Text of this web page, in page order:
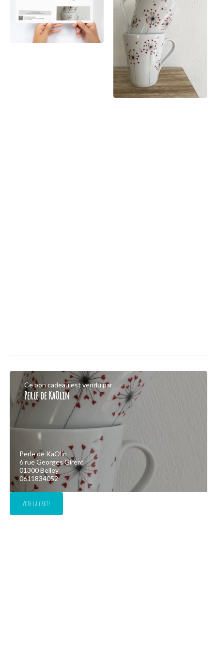
Ce bon cadeau est vendu par
Perle de KaOlin
Perle de KaOlin
6 rue Georges Girerd
01300 Belley
0611834052
Voir la carte